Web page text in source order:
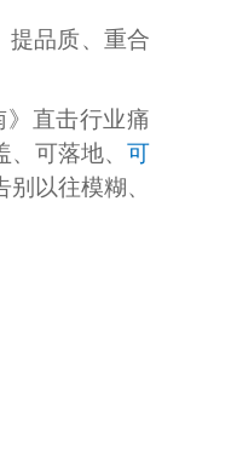
提品质、重合
直击行业痛
可落地、 可
以往模糊、